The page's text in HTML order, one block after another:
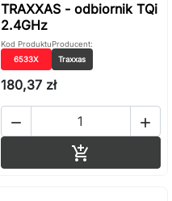
TRAXXAS - odbiornik TQi
2.4GHz
Kod Produktu
6533X
Producent:
Traxxas
180,37 zł
 
